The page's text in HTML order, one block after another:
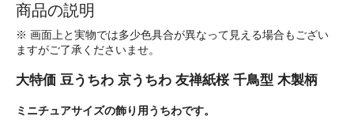
商品の説明
※ 画面上と実物では多少色具合が異なって見える場合もござい
ますがご了承くださいませ。
大特価 豆うちわ 京うちわ 友禅紙桜 千鳥型 木製柄
ミニチュアサイズの飾り用うちわです。